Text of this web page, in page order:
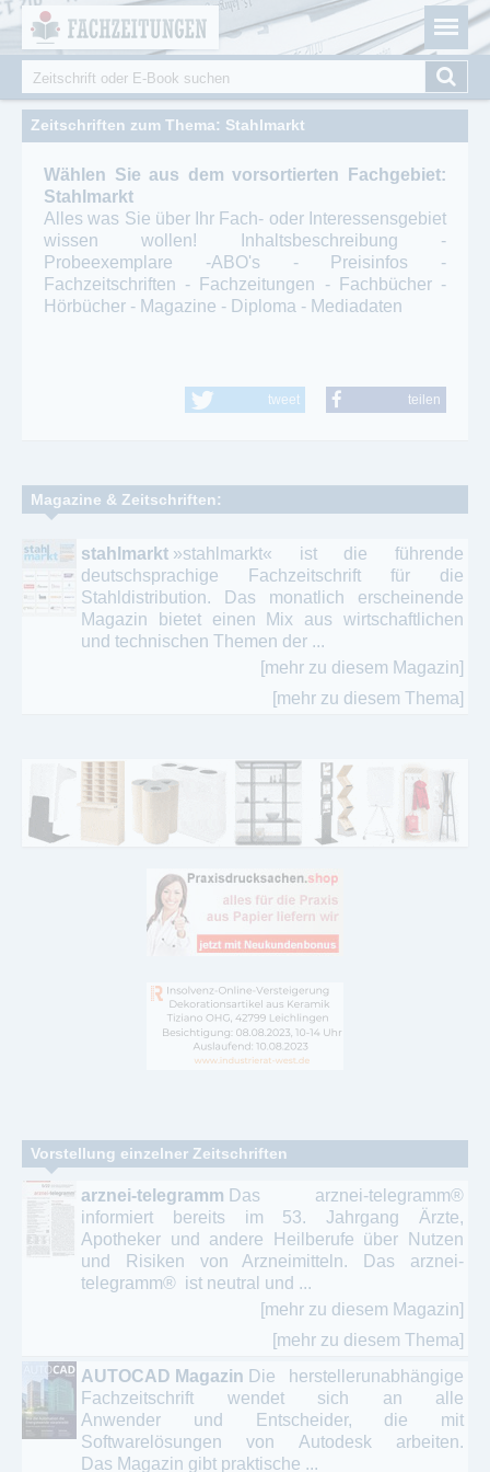
Fachzeitungen.de - Das unabhängige Portal für
Fachmagazine Fachpublikationen & eBooks
Suchformular
Suche
Zeitschriften zum Thema: Stahlmarkt
Wählen Sie aus dem vorsortierten Fachgebiet:
Stahlmarkt
Alles was Sie über Ihr Fach- oder Interessensgebiet
wissen wollen! Inhaltsbeschreibung -
Probeexemplare -ABO's - Preisinfos -
Fachzeitschriften - Fachzeitungen - Fachbücher -
Hörbücher - Magazine - Diploma - Mediadaten
tweet teilen
Magazine & Zeitschriften:
stahlmarkt »stahlmarkt« ist die führende
deutschsprachige Fachzeitschrift für die
Stahldistribution. Das monatlich erscheinende
Magazin bietet einen Mix aus wirtschaftlichen
und technischen Themen der ...
[mehr zu diesem Magazin]
[mehr zu diesem Thema]
Vorstellung einzelner Zeitschriften
arznei-telegramm Das arznei-telegramm®
informiert bereits im 53. Jahrgang Ärzte,
Apotheker und andere Heilberufe über Nutzen
und Risiken von Arzneimitteln. Das arznei-
telegramm® ist neutral und ...
[mehr zu diesem Magazin]
[mehr zu diesem Thema]
AUTOCAD Magazin Die herstellerunabhängige
Fachzeitschrift wendet sich an alle
Anwender und Entscheider, die mit
Softwarelösungen von Autodesk arbeiten.
Das Magazin gibt praktische ...
Cookie-Einstellungen